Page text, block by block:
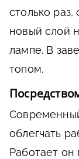
столько
новый слой
лампе. В
топом.
облегчать
Работает он